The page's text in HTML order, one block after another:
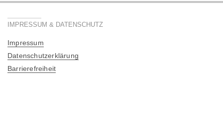
IMPRESSUM & DATENSCHUTZ
Impressum
Datenschutzerklärung
Barrierefreiheit